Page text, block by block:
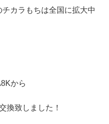
カラもちは全国に拡大中
から
換致しました！